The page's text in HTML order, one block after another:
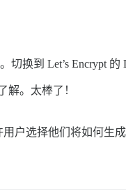
换到 Let’s Encrypt 的
解。太棒了！
户选择他们将如何生